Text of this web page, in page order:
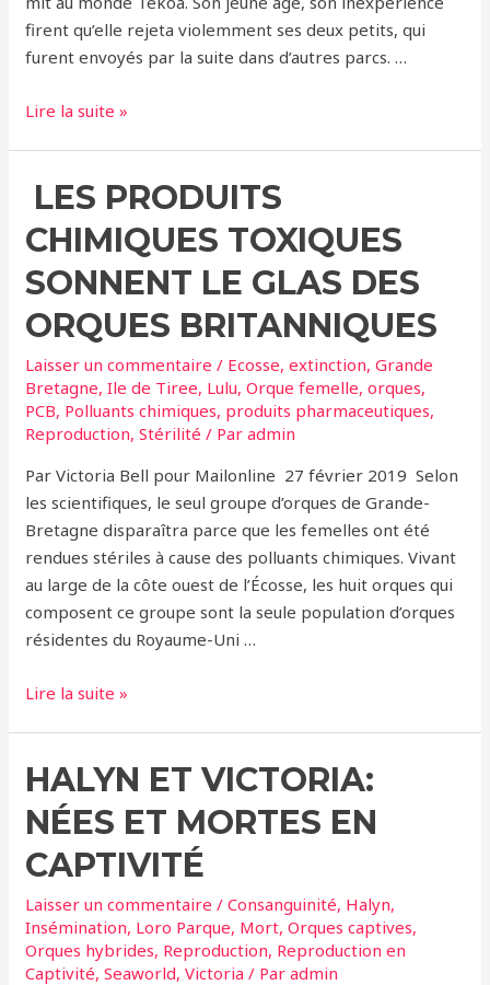
firent qu’elle rejeta violemment ses deux petits, qui
furent envoyés par la suite dans d’autres parcs. …
Taima,
programme
de
SeaWorld,
Lire la suite »
LES PRODUITS
CHIMIQUES TOXIQUES
SONNENT LE GLAS DES
ORQUES BRITANNIQUES
Laisser un commentaire / Ecosse,extinction,Grande
Bretagne,Ile de Tiree, Lulu,Orque femelle,orques,
PCB, Polluants chimiques, produits pharmaceutiques,
Reproduction,Stérilité / Paradmin
Par Victoria Bell pour Mailonline 27 février 2019 Selon
les scientifiques, le seul groupe d’orques de Grande-
Bretagne disparaîtra parce que les femelles ont été
rendues stériles à cause des polluants chimiques. Vivant
au large de la côte ouest de l’Écosse, les huit orques qui
composent ce groupe sont la seule population d’orques
résidentes du Royaume-Uni …
Les
toxiques
sonnent
le
glas
des
orques
britanniques
Lire la suite »
HALYN ET VICTORIA:
NÉES ET MORTES EN
CAPTIVITÉ
Laisser un commentaire /Consanguinité, Halyn,
Insémination, Loro Parque, Mort,Orques captives,
Orques hybrides, Reproduction, Reproduction en
Captivité,Seaworld,Victoria / Paradmin